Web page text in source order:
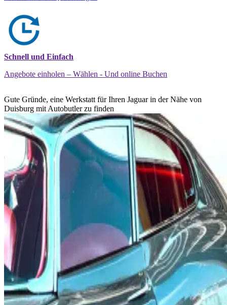
Schnell und Einfach
Angebote einholen – Wählen - Und online Buchen
Gute Gründe, eine Werkstatt für Ihren Jaguar in der Nähe von
Duisburg mit Autobutler zu finden